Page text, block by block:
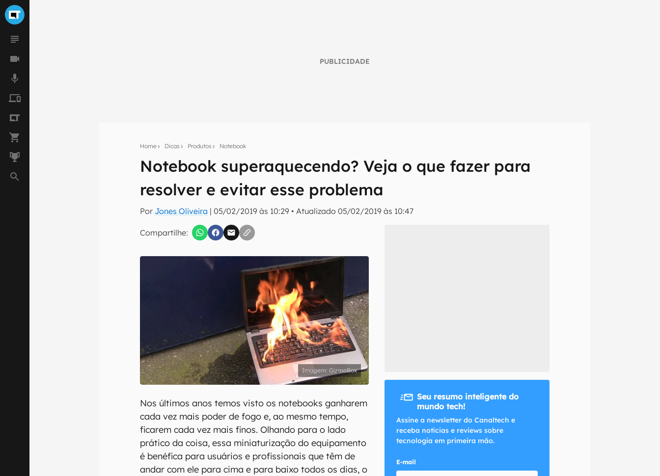
PUBLICIDADE
Home Dicas Produtos Notebook
Notebook superaquecendo? Veja o que fazer para
resolver e evitar esse problema
Por Jones Oliveira |05/02/2019 às 10:29 •Atualizado05/02/2019 às 10:47
Compartilhe:
Seu resumo inteligente do mundo tech!
Assine a newsletter do Canaltech e receba notícias e reviews sobre tecnologia em primeira
inscreva-se
Confirmo que li, aceito e concordo com os Termos de Uso e Política de Privacidade do Canaltech.
GizmoBox
Nos últimos anos temos visto os notebooks ganharem
cada vez mais poder de fogo e, ao mesmo tempo,
ficarem cada vez mais finos. Olhando para o lado
prático da coisa, essa miniaturização do equipamento
é benéfica para usuários e profissionais que têm de
andar com ele para cima e para baixo todos os dias, o
Seu resumo inteligente do
mundo tech!
Assine a newsletter do Canaltech e
receba notícias e reviews sobre
tecnologia em primeira mão.
E-mail